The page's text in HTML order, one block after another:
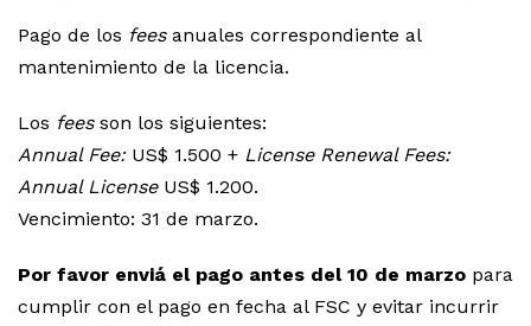
Pago de los fees anuales correspondiente al
mantenimiento de la licencia.
Los fees son los siguientes:
Annual Fee:US$ 1.500 + License Renewal Fees:
Annual LicenseUS$ 1.200.
Vencimiento: 31 de marzo.
Por favor enviá el pago antes del 10 de marzo para
cumplir con el pago en fecha al FSC y evitar incurrir